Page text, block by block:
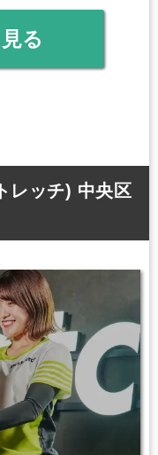
る
レッチ) 中央区